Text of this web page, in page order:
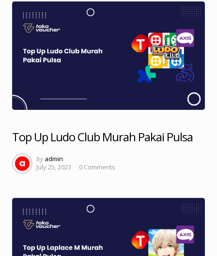
Top Up Ludo Club Murah Pakai Pulsa
Posted
by
by admin
July 25, 2023
0 Comments